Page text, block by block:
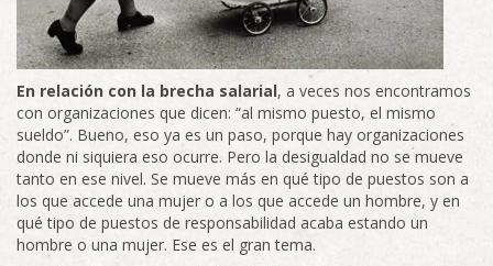
En relación con la brecha salarial, a veces nos encontramos
con organizaciones que dicen: “al mismo puesto, el mismo
sueldo”. Bueno, eso ya es un paso, porque hay organizaciones
donde ni siquiera eso ocurre. Pero la desigualdad no se mueve
tanto en ese nivel. Se mueve más en qué tipo de puestos son a
los que accede una mujer o a los que accede un hombre, y en
qué tipo de puestos de responsabilidad acaba estando un
hombre o una mujer. Ese es el gran tema.